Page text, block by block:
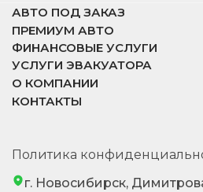
АВТО ПОД ЗАКАЗ
ПРЕМИУМ АВТО
ФИНАНСОВЫЕ УСЛУГИ
УСЛУГИ ЭВАКУАТОРА
О КОМПАНИИ
КОНТАКТЫ
Политика
г. Новосибирск,